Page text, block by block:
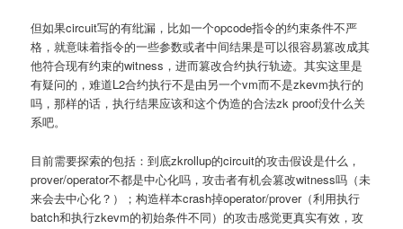
但如果circuit写的有纰漏，比如一个opcode指令的约束条件不严
格，就意味着指令的一些参数或者中间结果是可以很容易篡改成其
他符合现有约束的witness，进而篡改合约执行轨迹。其实这里是
有疑问的，难道L2合约执行不是由另一个vm而不是zkevm执行的
吗，那样的话，执行结果应该和这个伪造的合法zk proof没什么关
系吧。
目前需要探索的包括：到底zkrollup的circuit的攻击假设是什么，
prover/operator不都是中心化吗，攻击者有机会篡改witness吗（未
来会去中心化？）；构造样本crash掉operator/prover（利用执行
batch和执行zkevm的初始条件不同）的攻击感觉更真实有效，攻